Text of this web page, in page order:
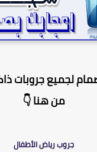
لجميع جروبات
من هنا 👇
جروب رياض الأطفال